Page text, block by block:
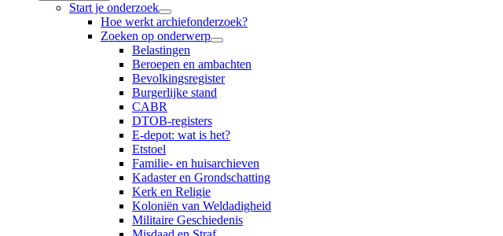
Start je onderzoek
Hoe werkt archiefonderzoek?
Zoeken op onderwerp
Belastingen
Beroepen en ambachten
Bevolkingsregister
Burgerlijke stand
CABR
DTOB-registers
E-depot: wat is het?
Etstoel
Familie- en huisarchieven
Kadaster en Grondschatting
Kerk en Religie
Koloniën van Weldadigheid
Militaire Geschiedenis